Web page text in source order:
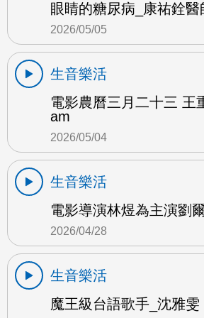
眼睛的糖尿病_康祐銓醫
2026/05/05
生音樂活
電影農曆三月二十三 王
am
2026/05/04
生音樂活
電影導演林煜為主演劉
2026/04/28
生音樂活
魔王級台語歌手_沈雅雯